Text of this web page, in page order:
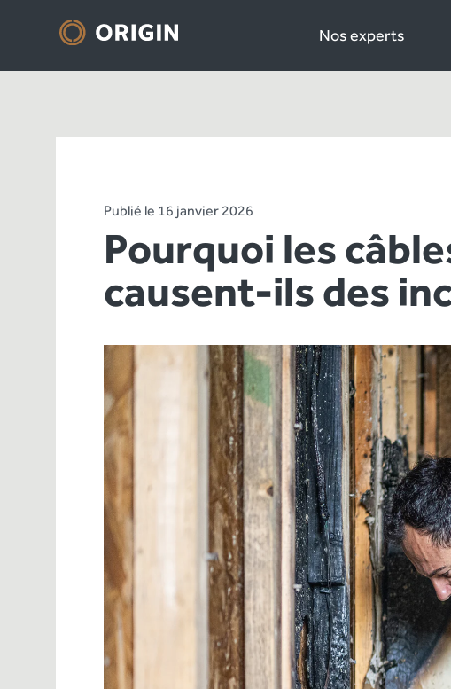
Nos experts
Publié le 16 janvier 2026
Pourquoi les
causent-ils des